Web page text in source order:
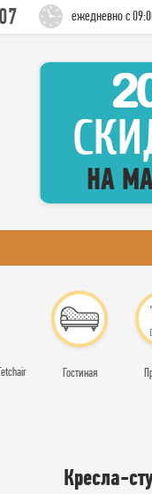
ежедневно с
Гостиная
Кресла-